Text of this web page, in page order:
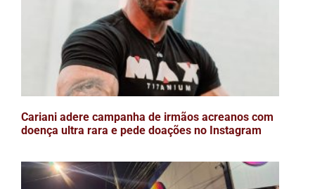
Cariani adere campanha de irmãos acreanos com
doença ultra rara e pede doações no Instagram